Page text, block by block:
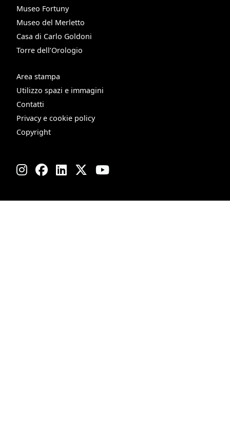
Museo Fortuny
Museo del Merletto
Casa di Carlo Goldoni
Torre dell’Orologio
Area stampa
Utilizzo spazi e immagini
Contatti
Privacy e cookie policy
Copyright